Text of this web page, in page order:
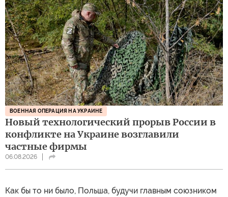
ВОЕННАЯ ОПЕРАЦИЯ НА УКРАИНЕ
Новый технологический прорыв России в
конфликте на Украине возглавили
частные фирмы
06.08.2026
Как бы то ни было, Польша, будучи главным союзником